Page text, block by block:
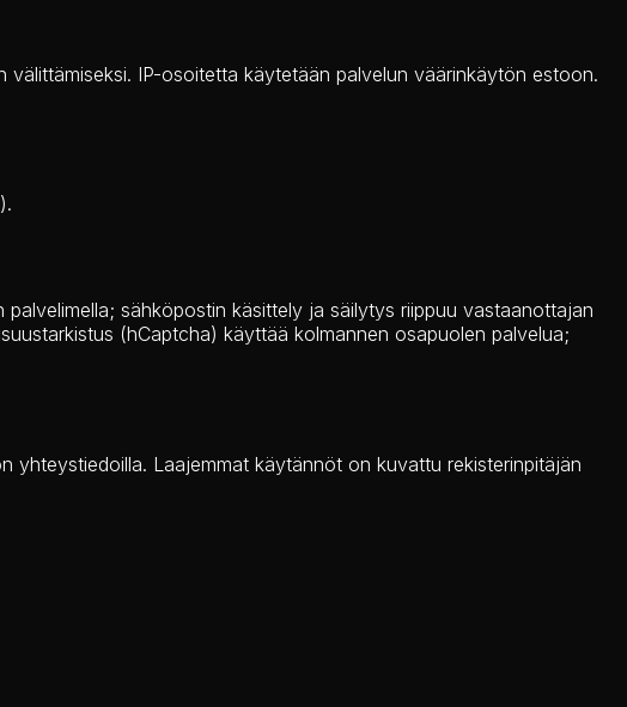
IP-osoitetta käytetään palvelun väärinkäytön estoon.
sähköpostin käsittely ja säilytys riippuu vastaanottajan
(hCaptcha) käyttää kolmannen osapuolen palvelua;
Laajemmat käytännöt on kuvattu rekisterinpitäjän